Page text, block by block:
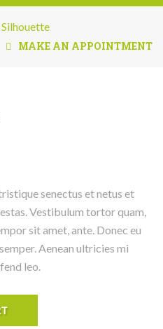
MAKE AN APPOINTMENT
senectus et netus et
Vestibulum tortor quam,
sit amet, ante. Donec eu
Aenean ultricies mi
leo.